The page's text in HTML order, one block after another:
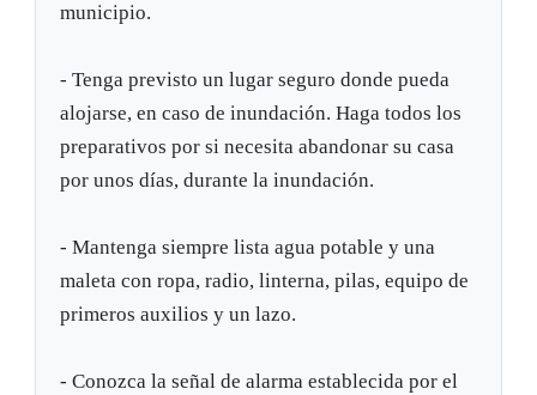
municipio.
- Tenga previsto un lugar seguro donde pueda
alojarse, en caso de inundación. Haga todos los
preparativos por si necesita abandonar su casa
por unos días, durante la inundación.
- Mantenga siempre lista agua potable y una
maleta con ropa, radio, linterna, pilas, equipo de
primeros auxilios y un lazo.
- Conozca la señal de alarma establecida por el